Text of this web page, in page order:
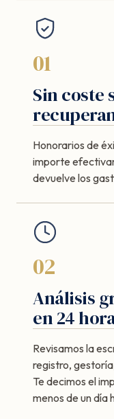
01
Sin coste
Honorarios de
importe
devuelve los
02
Análisis
en 24
Revisamos la
registro,
Te decimos el
menos de un día